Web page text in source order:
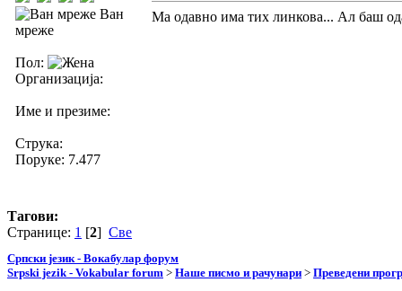
Ван
мреже
Пол:
Организација:
Име и презиме:
Струка:
Поруке: 7.477
Ма одавно има тих линкова... Ал баш
Тагови:
Странице: 1 [2] Све
Српски језик - Вокабулар форум
Srpski jezik - Vokabular forum > Наше писмо и рачунари > Преведени